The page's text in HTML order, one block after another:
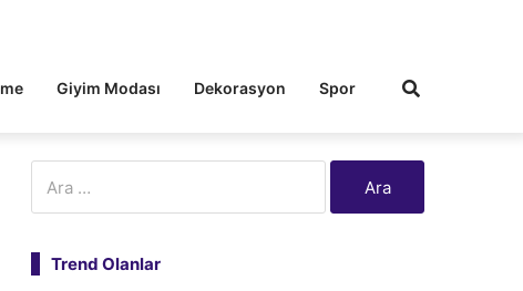
Giyim Modası Dekorasyon Spor
Trend Olanlar